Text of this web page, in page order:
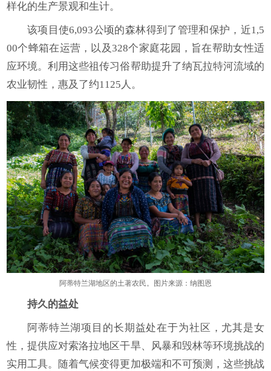
样化的生产景观和生计。
该项目使6,093公顷的森林得到了管理和保护，近1,5
00个蜂箱在运营，以及328个家庭花园，旨在帮助女性适
应环境。利用这些祖传习俗帮助提升了纳瓦拉特河流域的
农业韧性，惠及了约1125人。
阿蒂特兰湖地区的土著农民。图片来源：纳图恩
持久的益处
阿蒂特兰湖项目的长期益处在于为社区，尤其是女
性，提供应对索洛拉地区干旱、风暴和毁林等环境挑战的
实用工具。随着气候变得更加极端和不可预测，这些挑战